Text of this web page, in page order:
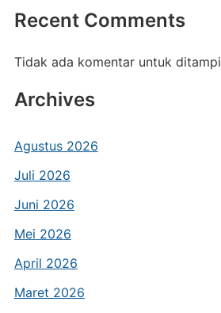
Recent Comments
Tidak ada komentar untuk
Archives
Agustus 2026
Juli 2026
Juni 2026
Mei 2026
April 2026
Maret 2026